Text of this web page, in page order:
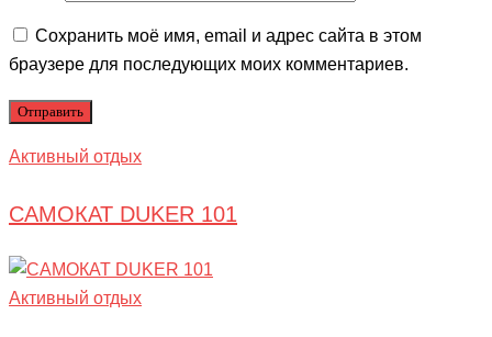
Сохранить моё имя, email и адрес сайта в этом
браузере для последующих моих комментариев.
Активный отдых
САМОКАТ DUKER 101
Активный отдых